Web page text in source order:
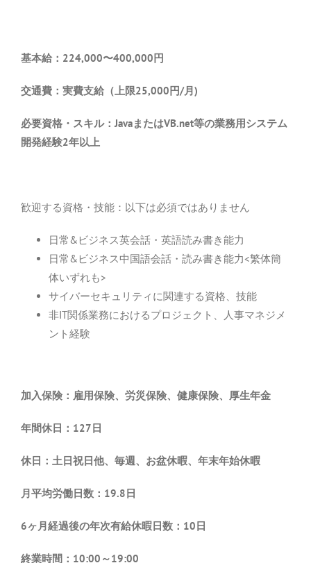
基本給：224,000〜400,000円
交通費：実費支給（上限25,000円/月)
必要資格・スキル：JavaまたはVB.net等の業務用システム
開発経験2年以上
歓迎する資格・技能：以下は必須ではありません
日常&ビジネス英会話・英語読み書き能力
日常&ビジネス中国語会話・読み書き能力<繁体簡
体いずれも>
サイバーセキュリティに関連する資格、技能
非IT関係業務におけるプロジェクト、人事マネジメ
ント経験
加入保険：雇用保険、労災保険、健康保険、厚生年金
年間休日：127日
休日：土日祝日他、毎週、お盆休暇、年末年始休暇
月平均労働日数：19.8日
6ヶ月経過後の年次有給休暇日数：10日
終業時間：10:00～19:00